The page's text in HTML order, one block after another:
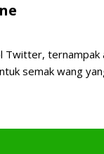
Twitter, ternampak
semak wang